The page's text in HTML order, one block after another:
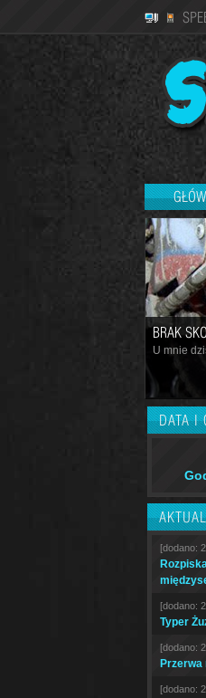
BRAK
U mnie
DATA I
[dodano:
[dodano:
Typer
[dodano:
Przerwa
[dodano: